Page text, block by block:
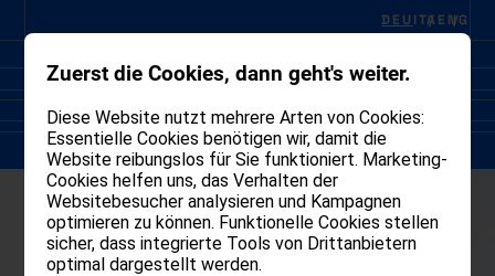
DEU ITA ENG
Zuerst die Cookies, dann geht's weiter.
Diese Website nutzt mehrere Arten von Cookies:
Essentielle Cookies benötigen wir, damit die
Website reibungslos für Sie funktioniert. Marketing-
Cookies helfen uns, das Verhalten der
Websitebesucher analysieren und Kampagnen
optimieren zu können. Funktionelle Cookies stellen
sicher, dass integrierte Tools von Drittanbietern
optimal dargestellt werden.